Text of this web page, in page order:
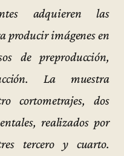
adquieren las
producir imágenes en
de preproducción,
La muestra
cortometrajes, dos
realizados por
tercero y cuarto.